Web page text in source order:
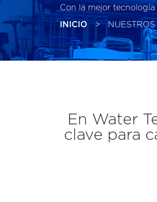
Con la mejor tecnología
INICIO >
En Water
clave para